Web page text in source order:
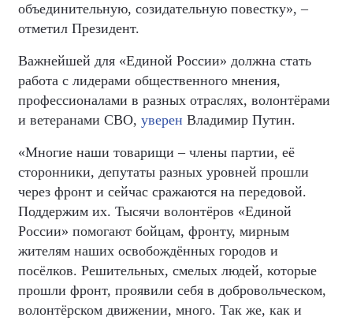
объединительную, созидательную повестку», –
отметил Президент.
Важнейшей для «Единой России» должна стать
работа с лидерами общественного мнения,
профессионалами в разных отраслях, волонтёрами
и ветеранами СВО, уверен Владимир Путин.
«Многие наши товарищи – члены партии, её
сторонники, депутаты разных уровней прошли
через фронт и сейчас сражаются на передовой.
Поддержим их. Тысячи волонтёров «Единой
России» помогают бойцам, фронту, мирным
жителям наших освобождённых городов и
посёлков. Решительных, смелых людей, которые
прошли фронт, проявили себя в добровольческом,
волонтёрском движении, много. Так же, как и